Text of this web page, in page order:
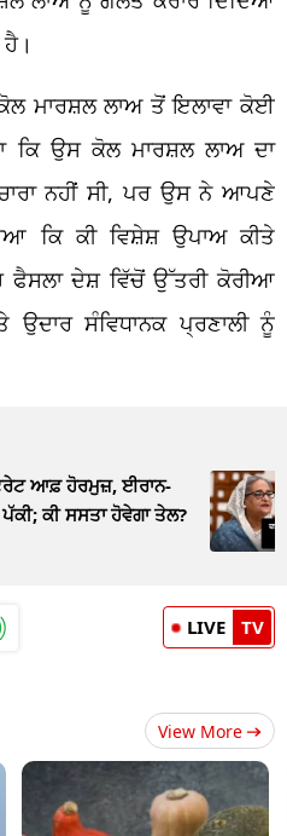
ਕੋਲ ਮਾਰਸ਼ਲ ਲਾਅ ਤੋਂ ਇਲਾਵਾ ਕੋਈ
ਕਿ ਉਸ ਕੋਲ ਮਾਰਸ਼ਲ ਲਾਅ ਦਾ
ਨਹੀਂ ਸੀ, ਪਰ ਉਸ ਨੇ ਆਪਣੇ
ਕਿ ਕੀ ਵਿਸ਼ੇਸ਼ ਉਪਾਅ ਕੀਤੇ
ਫੈਸਲਾ ਦੇਸ਼ ਵਿੱਚੋਂ ਉੱਤਰੀ ਕੋਰੀਆ
ਸੰਵਿਧਾਨਕ ਪ੍ਰਣਾਲੀ ਨੂੰ
ਆਫ਼ ਹੋਰਮੁਜ਼, ਈਰਾਨ-
ਕੀ ਸਸਤਾ ਹੋਵੇਗਾ ਤੇਲ?
LIVE TV
View More